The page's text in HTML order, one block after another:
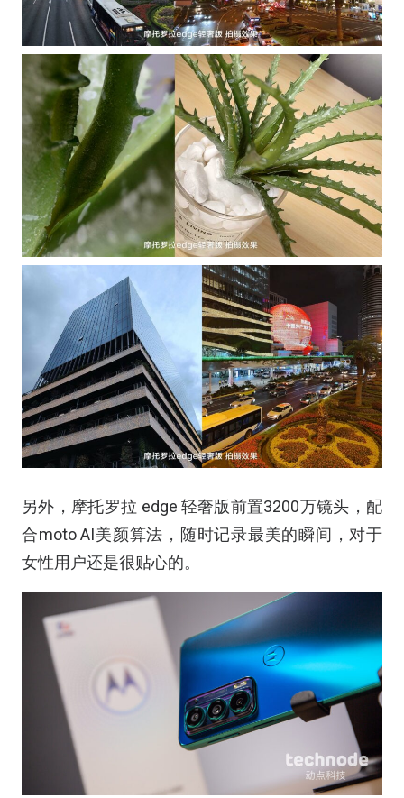
另外，摩托罗拉 edge 轻奢版前置3200万镜头，配
合moto AI美颜算法，随时记录最美的瞬间，对于
女性用户还是很贴心的。